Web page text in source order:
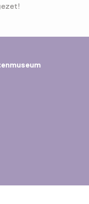
tabblad